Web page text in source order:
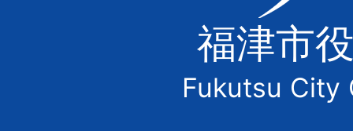
津
市
の
福津市
Fukutsu City